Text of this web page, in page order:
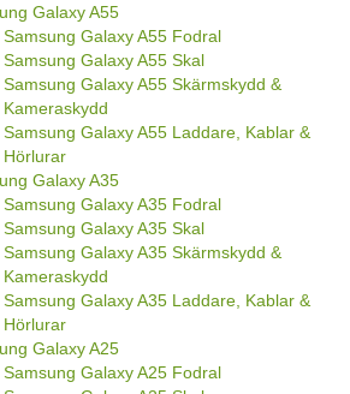
Galaxy A55
Samsung Galaxy A55 Fodral
Samsung Galaxy A55 Skal
Samsung Galaxy A55 Skärmskydd &
Kameraskydd
Samsung Galaxy A55 Laddare, Kablar &
Hörlurar
Galaxy A35
Samsung Galaxy A35 Fodral
Samsung Galaxy A35 Skal
Samsung Galaxy A35 Skärmskydd &
Kameraskydd
Samsung Galaxy A35 Laddare, Kablar &
Hörlurar
Galaxy A25
Samsung Galaxy A25 Fodral